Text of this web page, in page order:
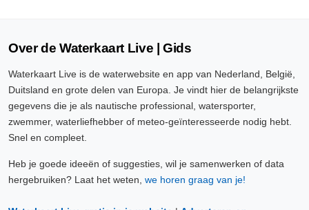
Over de Waterkaart Live | Gids
Waterkaart Live is de waterwebsite en app van Nederland, België,
Duitsland en grote delen van Europa. Je vindt hier de belangrijkste
gegevens die je als nautische professional, watersporter,
zwemmer, waterliefhebber of meteo-geïnteresseerde nodig hebt.
Snel en compleet.
Heb je goede ideeën of suggesties, wil je samenwerken of data
hergebruiken? Laat het weten, we horen graag van je!